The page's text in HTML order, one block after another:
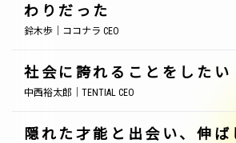
わりだった
鈴木歩｜ココナラ CEO
社会に誇れることをしたい
中西裕太郎｜TENTIAL CEO
隠れた才能と出会い、伸ば